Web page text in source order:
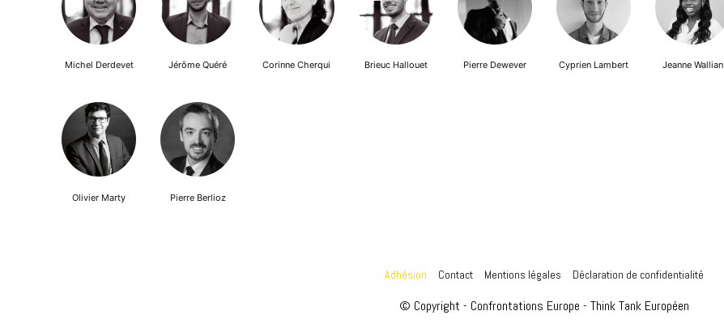
Michel Derdevet Jérôme Quéré Corinne Cherqui Brieuc Hallouet Pierre Dewever Cyprien Lambert Jeanne Wallian
Olivier Marty Pierre Berlioz
Adhésion Contact Mentions légales Déclaration de confidentialité
© Copyright - Confrontations Europe - Think Tank Européen